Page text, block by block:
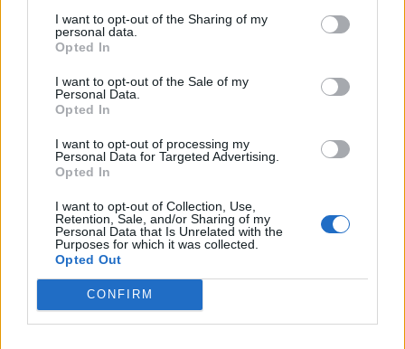
I want to opt-out of the Sharing of my
personal data.
Opted In
I want to opt-out of the Sale of my
Personal Data.
Opted In
I want to opt-out of processing my
Personal Data for Targeted Advertising.
Opted In
I want to opt-out of Collection, Use,
Retention, Sale, and/or Sharing of my
Personal Data that Is Unrelated with the
Purposes for which it was collected.
Opted Out
CONFIRM
Pavlin Luli kundër
shkrirjes së Fushë-Arrëzit:
“Më falni që ju kërkova
votën për Ramën, na
tradhtoi”
Rama anulon vendimin
për rindërtimin në zonën
banorët e prekur nga
projekti “TID” shënojnë
GJKKO lë në qeli Samir
Rosales Rodriguez,
“Kimisti” kolumbian do të
qytetarët nga Kosova